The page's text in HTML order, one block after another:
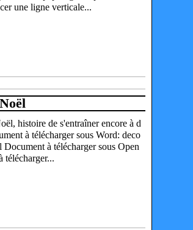
une ligne verticale...
histoire de s'entraîner encore à d
à télécharger sous Word: deco
à télécharger sous Open
télécharger...